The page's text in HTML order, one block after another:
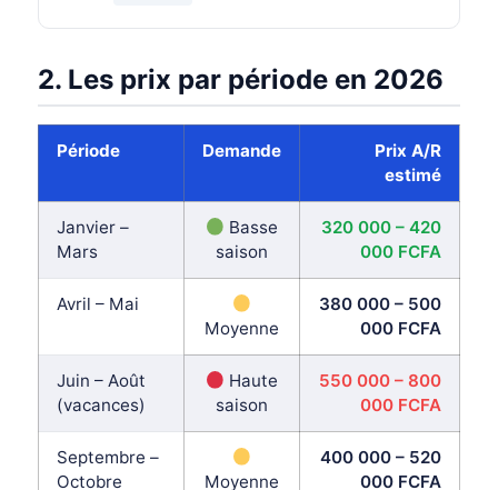
2. Les prix par période en 2026
Période Demande
Prix A/R
estimé
Janvier –
Mars
Basse
saison
320 000 – 420
000 FCFA
Avril – Mai
Moyenne
380 000 – 500
000 FCFA
Juin – Août
(vacances)
Haute
saison
550 000 – 800
000 FCFA
Septembre –
Octobre
Moyenne
400 000 – 520
000 FCFA